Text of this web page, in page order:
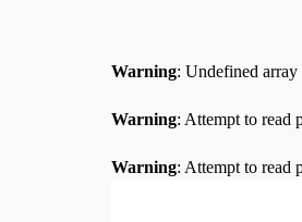
Warning: Undefined
Warning: Attempt to read
Warning: Attempt to read